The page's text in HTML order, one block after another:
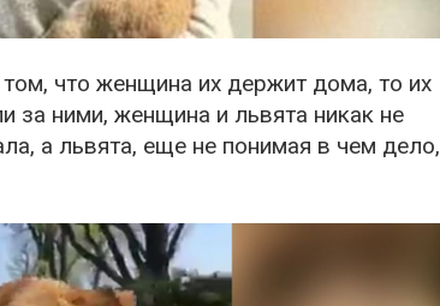
что женщина их держит дома, то их
за ними, женщина и львята никак не
а львята, еще не понимая в чем дело,